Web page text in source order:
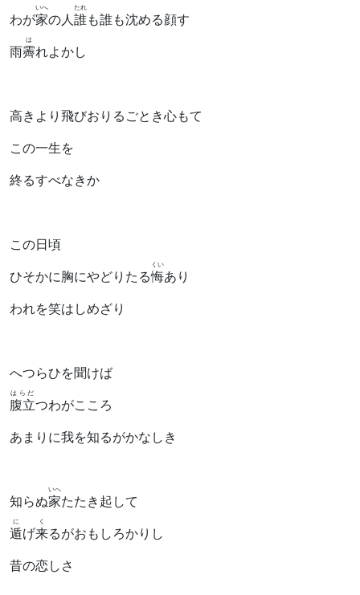
わが家
いへ
の人 誰
たれ
も誰も沈める顔す
雨霽
は
れよかし
高きより飛びおりるごとき心もて
この一生を
終るすべなきか
この日頃
ひそかに胸にやどりたる悔
くい
あり
われを笑はしめざり
へつらひを聞けば
腹立
はらだ
つわがこころ
あまりに我を知るがかなしき
知らぬ家
いへ
たたき起して
遁
に
げ来
く
るがおもしろかりし
昔の恋しさ